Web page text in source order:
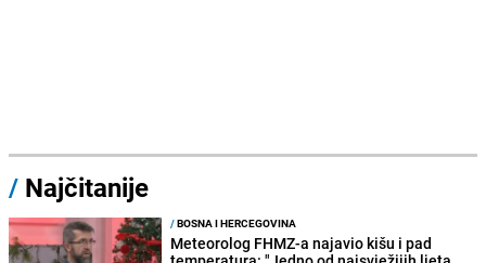
/ Najčitanije
/BOSNA I HERCEGOVINA
Meteorolog FHMZ-a najavio kišu i pad